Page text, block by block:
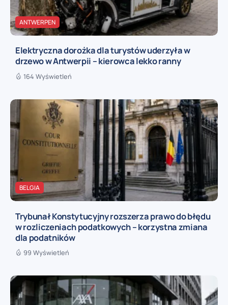
ANTWERPEN
Elektryczna dorożka dla turystów uderzyła w
drzewo w Antwerpii – kierowca lekko ranny
164 Wyświetleń
BELGIA
Trybunał Konstytucyjny rozszerza prawo do błędu
w rozliczeniach podatkowych – korzystna zmiana
dla podatników
99 Wyświetleń